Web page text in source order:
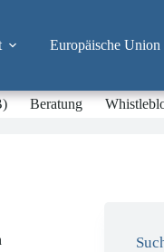
Europäische Union
Beratung